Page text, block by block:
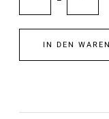
IN DEN